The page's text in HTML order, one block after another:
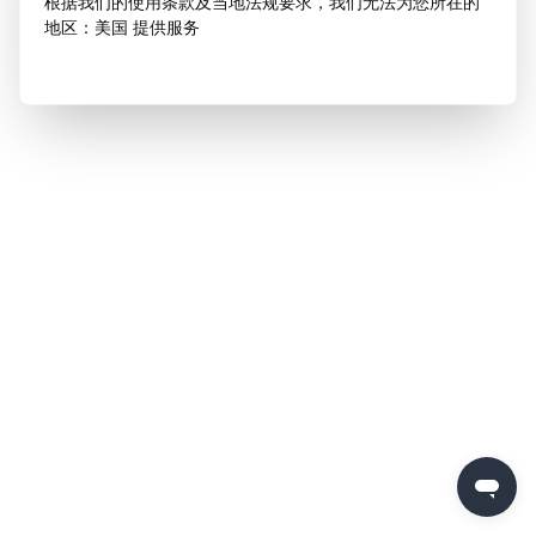
地区：美国 提供服务